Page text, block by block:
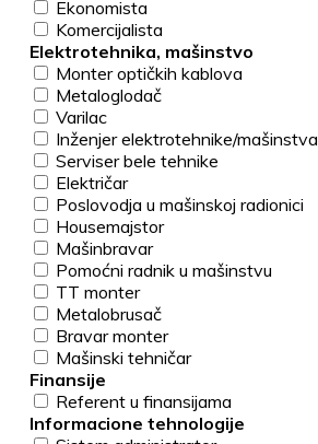
Ekonomista
Komercijalista
Elektrotehnika, mašinstvo
Monter optičkih kablova
Metaloglodač
Varilac
Inženjer elektrotehnike/mašinstva
Serviser bele tehnike
Električar
Poslovodja u mašinskoj radionici
Housemajstor
Mašinbravar
Pomoćni radnik u mašinstvu
TT monter
Metalobrusač
Bravar monter
Mašinski tehničar
Finansije
Referent u finansijama
Informacione tehnologije